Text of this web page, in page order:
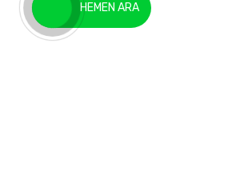
HEMEN ARA